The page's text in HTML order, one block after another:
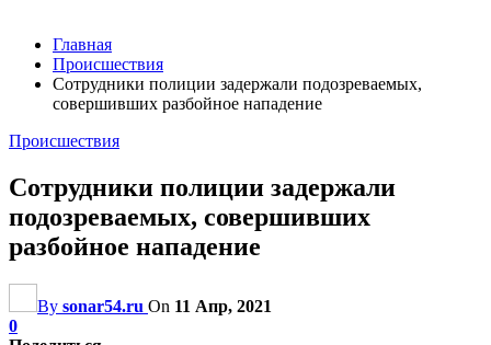
Главная
Происшествия
Сотрудники полиции задержали подозреваемых,
совершивших разбойное нападение
Происшествия
Сотрудники полиции задержали
подозреваемых, совершивших
разбойное нападение
By sonar54.ru On 11 Апр, 2021
0